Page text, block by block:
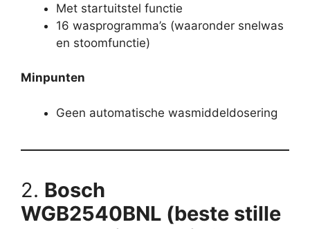
Met startuitstel functie
16 wasprogramma’s (waaronder snelwas
en stoomfunctie)
Minpunten
Geen automatische wasmiddeldosering
2. Bosch
WGB2540BNL (beste stille